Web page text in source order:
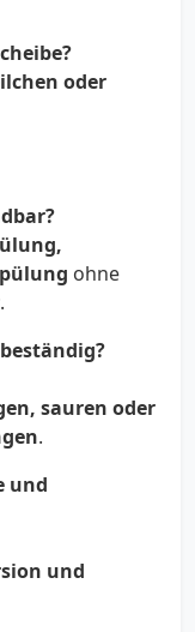
oder
ohne
.
sauren oder
.
und
und